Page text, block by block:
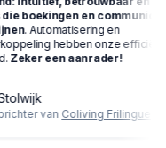
die boekingen en
. Automatisering en
hebben onze
Zeker een aanrader!
vanColiving Frilingue